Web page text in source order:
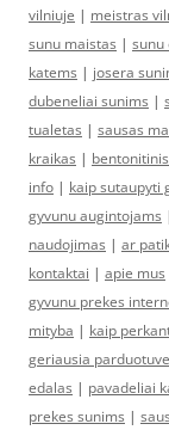
vilniuje | meistras
sunu maistas | sunu
katems | josera
dubeneliai sunims |
tualetas | sausas
kraikas |
info | kaip sutaupyti
gyvunu augintojams
naudojimas | ar
kontaktai | apie mus
gyvunu prekes
mityba | kaip
geriausia
edalas | pavadeliai
prekes sunims |